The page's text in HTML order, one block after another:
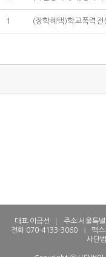
1 (장학혜택)학교폭력
대표:이금선
주소:서울특
전화:070-4133-3060
l
팩
사단